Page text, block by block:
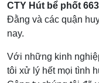
CTY Hút bể phốt 663
Đằng và các quận
nay.
Với những kinh
tôi xử lý hết mọi tình